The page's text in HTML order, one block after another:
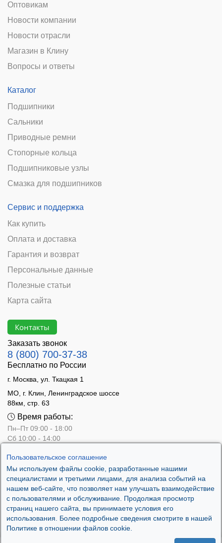
Пользовательское соглашение
Мы используем файлы cookie, разработанные нашими
специалистами и третьими лицами, для анализа событий на
нашем веб-сайте, что позволяет нам улучшать взаимодействие
с пользователями и обслуживание. Продолжая просмотр
страниц нашего сайта, вы принимаете условия его
использования. Более подробные сведения смотрите в нашей
Политике в отношении файлов cookie.
Оптовикам
Новости компании
Новости отрасли
Магазин в Клину
Вопросы и ответы
Каталог
Подшипники
Сальники
Приводные ремни
Стопорные кольца
Подшипниковые узлы
Смазка для подшипников
Сервис и поддержка
Как купить
Оплата и доставка
Гарантия и возврат
Персональные данные
Полезные статьи
Карта сайта
Контакты
Заказать звонок
8 (800) 700-37-38
Бесплатно по России
г. Москва, ул. Ткацкая 1
МО, г. Клин, Ленинградское шоссе
88км, стр. 63
Время работы:
Пн–Пт 09:00 - 18:00
Сб 10:00 - 14:00